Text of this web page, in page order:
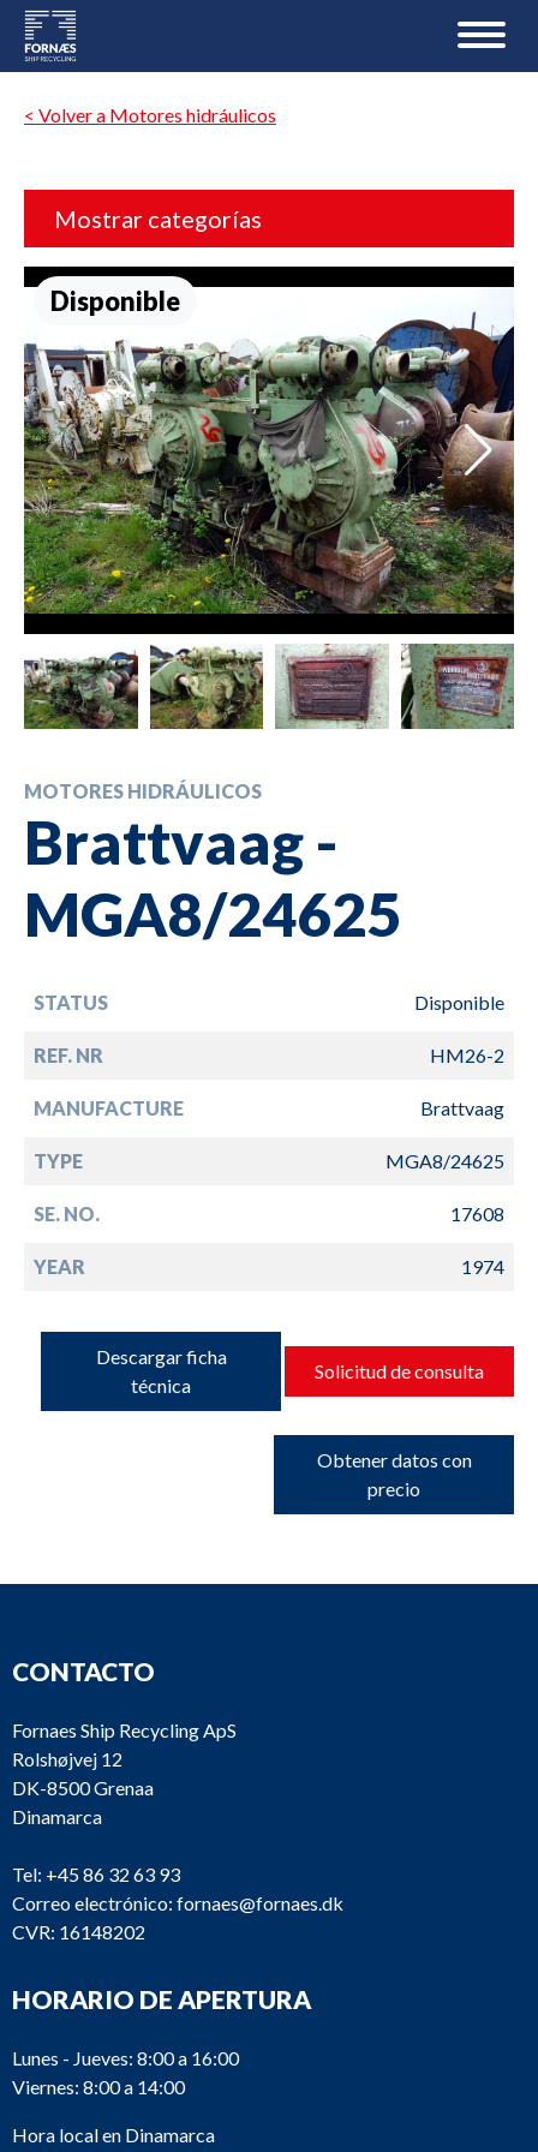
< Volver a Motores hidráulicos
Mostrar categorías
Disponible
MOTORES HIDRÁULICOS
Brattvaag -
MGA8/24625
STATUS Disponible
REF. NR HM26-2
MANUFACTURE Brattvaag
TYPE MGA8/24625
SE. NO. 17608
YEAR 1974
Descargar ficha
técnica
Solicitud de consulta
Obtener datos con
precio
CONTACTO
Fornaes Ship Recycling ApS
Rolshøjvej 12
DK-8500 Grenaa
Dinamarca
Tel: +45 86 32 63 93
Correo electrónico: fornaes@fornaes.dk
CVR: 16148202
HORARIO DE APERTURA
Lunes - Jueves: 8:00 a 16:00
Viernes: 8:00 a 14:00
Hora local en Dinamarca